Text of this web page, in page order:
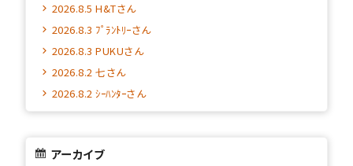
2026.8.5 H&Tさん
2026.8.3 ﾌﾟﾗﾝﾄﾘｰさん
2026.8.3 PUKUさん
2026.8.2 七さん
2026.8.2 ｼｰﾊﾝﾀｰさん
アーカイブ